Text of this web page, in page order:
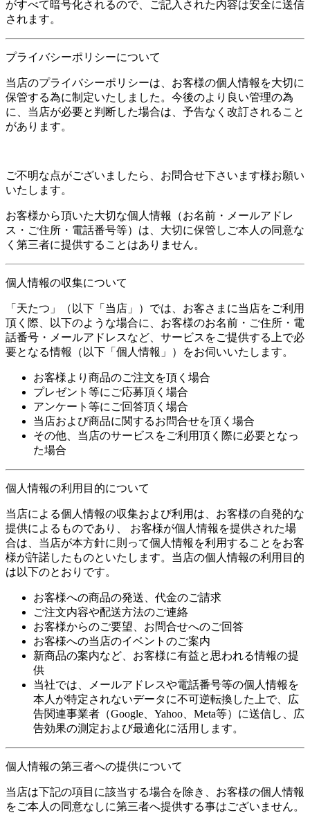
がすべて暗号化されるので、ご記入された内容は安全に送信
されます。
プライバシーポリシーについて
当店のプライバシーポリシーは、お客様の個人情報を大切に
保管する為に制定いたしました。今後のより良い管理の為
に、当店が必要と判断した場合は、予告なく改訂されること
があります。
ご不明な点がございましたら、お問合せ下さいます様お願い
いたします。
お客様から頂いた大切な個人情報（お名前・メールアドレ
ス・ご住所・電話番号等）は、大切に保管しご本人の同意な
く第三者に提供することはありません。
個人情報の収集について
「天たつ」（以下「当店」）では、お客さまに当店をご利用
頂く際、以下のような場合に、お客様のお名前・ご住所・電
話番号・メールアドレスなど、サービスをご提供する上で必
要となる情報（以下「個人情報」）をお伺いいたします。
お客様より商品のご注文を頂く場合
プレゼント等にご応募頂く場合
アンケート等にご回答頂く場合
当店および商品に関するお問合せを頂く場合
その他、当店のサービスをご利用頂く際に必要となっ
た場合
個人情報の利用目的について
当店による個人情報の収集および利用は、お客様の自発的な
提供によるものであり、 お客様が個人情報を提供された場
合は、当店が本方針に則って個人情報を利用することをお客
様が許諾したものといたします。当店の個人情報の利用目的
は以下のとおりです。
お客様への商品の発送、代金のご請求
ご注文内容や配送方法のご連絡
お客様からのご要望、お問合せへのご回答
お客様への当店のイベントのご案内
新商品の案内など、お客様に有益と思われる情報の提
供
当社では、メールアドレスや電話番号等の個人情報を
本人が特定されないデータに不可逆転換した上で、広
告関連事業者（Google、Yahoo、Meta等）に送信し、広
告効果の測定および最適化に活用します。
個人情報の第三者への提供について
当店は下記の項目に該当する場合を除き、お客様の個人情報
をご本人の同意なしに第三者へ提供する事はございません。